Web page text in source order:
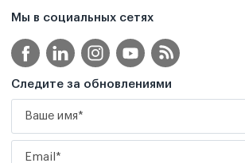
Мы в социальных сетях
Следите за обновлениями